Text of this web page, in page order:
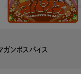
ガンボスパイス